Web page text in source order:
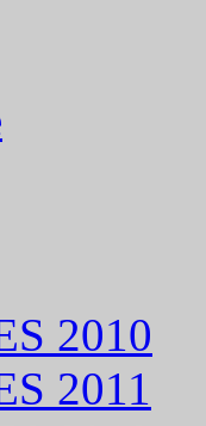
2010
2011